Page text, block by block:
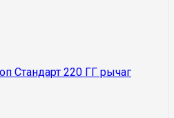
Стандарт 220 ГГ рычаг